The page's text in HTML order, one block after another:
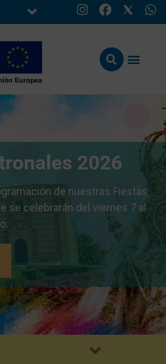
2026
de nuestras Fiestas
se celebrarán del viernes 7 al